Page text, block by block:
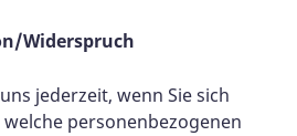
Widerspruch
jederzeit, wenn Sie sich
personenbezogenen